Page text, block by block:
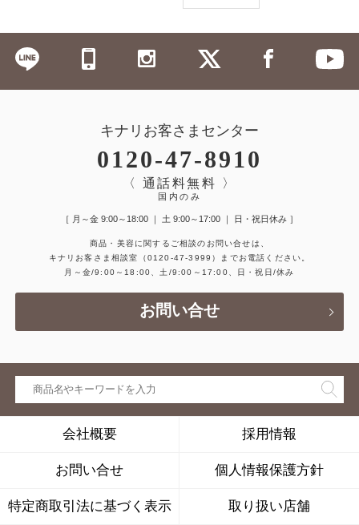
キナリお客さまセンター
0120-47-8910
〈 通話料無料 〉
国内のみ
［ 月～金 9:00～18:00 ｜ 土 9:00～17:00 ｜ 日・祝日休み ］
商品・美容に関するご相談のお問い合せは、
キナリお客さま相談室
（0120-47-3999）
までお電話ください。
月～金/9:00～18:00、土/9:00～17:00、日・祝日/休み
お問い合せ
会社概要 採用情報
お問い合せ 個人情報保護方針
特定商取引法に基づく表示 取り扱い店舗